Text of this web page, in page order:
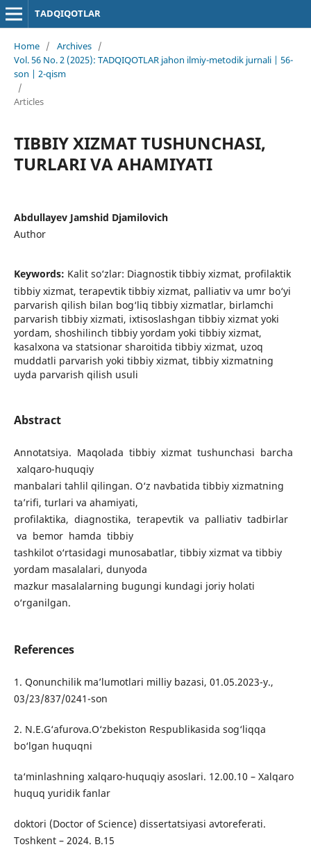
TADQIQOTLAR
Home / Archives /
Vol. 56 No. 2 (2025): TADQIQOTLAR jahon ilmiy-metodik jurnali | 56-
son | 2-qism
/
Articles
TIBBIY XIZMAT TUSHUNCHASI,
TURLARI VA AHAMIYATI
Abdullayev Jamshid Djamilovich
Author
Keywords: Kalit so‘zlar: Diagnostik tibbiy xizmat, profilaktik
tibbiy xizmat, terapevtik tibbiy xizmat, palliativ va umr bo‘yi
parvarish qilish bilan bog‘liq tibbiy xizmatlar, birlamchi
parvarish tibbiy xizmati, ixtisoslashgan tibbiy xizmat yoki
yordam, shoshilinch tibbiy yordam yoki tibbiy xizmat,
kasalxona va statsionar sharoitida tibbiy xizmat, uzoq
muddatli parvarish yoki tibbiy xizmat, tibbiy xizmatning
uyda parvarish qilish usuli
Abstract
Annotatsiya. Maqolada tibbiy xizmat tushunchasi barcha
xаlqаro-huquqiy
manbalari tahlil qilingan. O‘z navbatida tibbiy xizmatning
ta’rifi, turlari va ahamiyati,
profilaktika, diagnostika, terapevtik va palliativ tadbirlar
va bemor hamda tibbiy
tashkilot o‘rtasidagi munosabatlar, tibbiy xizmat va tibbiy
yordam masalalari, dunyoda
mazkur masalalarning bugungi kundagi joriy holati
o‘rganilgan.
References
1. Qonunchilik ma’lumotlari milliy bazasi, 01.05.2023-y.,
03/23/837/0241-son
2. N.E.G‘afurova.O‘zbekiston Respublikаsidа sog‘liqqа
bo‘lgаn huquqni
tа‘minlаshning xаlqаro-huquqiy аsoslаri. 12.00.10 – Xalqaro
huquq yuridik fanlar
doktori (Doctor of Science) dissertatsiyasi avtoreferati.
Toshkent – 2024. B.15